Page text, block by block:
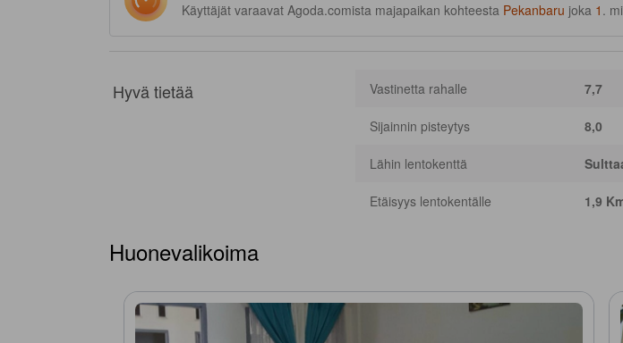
Käyttäjät varaavat Agoda.comista majapaikan kohteesta Pekanbaru joka 1 .
Hyvä tietää Vastinetta rahalle 7,7
Sijainnin pisteytys 8,0
Lähin lentokenttä
Etäisyys lentokentälle 1,9
Huonevalikoima